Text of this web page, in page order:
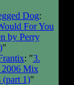
Dog:
For You
by Perry
"
: "3.
2006 Mix
(part 1)"